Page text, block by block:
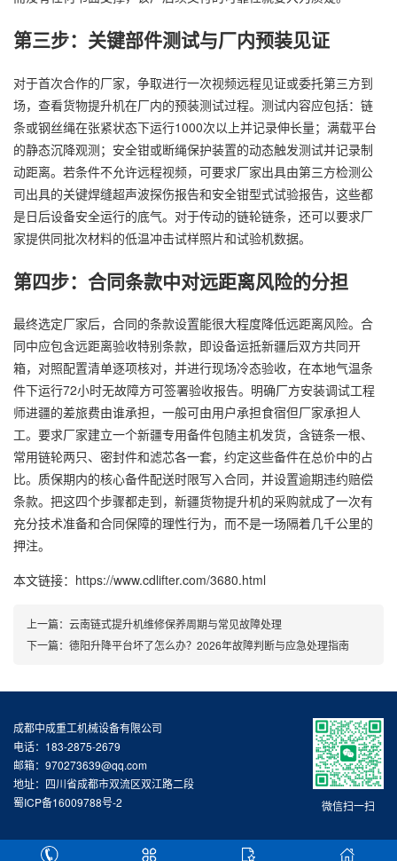
第三步：关键部件测试与厂内预装见证
对于首次合作的厂家，争取进行一次视频远程见证或委托第三方到
场，查看货物提升机在厂内的预装测试过程。测试内容应包括：链
条或钢丝绳在张紧状态下运行1000次以上并记录伸长量；满载平台
的静态沉降观测；安全钳或断绳保护装置的动态触发测试并记录制
动距离。若条件不允许远程视频，可要求厂家出具由第三方检测公
司出具的关键焊缝超声波探伤报告和安全钳型式试验报告，这些都
是日后设备安全运行的底气。对于传动的链轮链条，还可以要求厂
家提供同批次材料的低温冲击试样照片和试验机数据。
第四步：合同条款中对远距离风险的分担
最终选定厂家后，合同的条款设置能很大程度降低远距离风险。合
同中应包含远距离验收特别条款，即设备运抵新疆后双方共同开
箱，对照配置清单逐项核对，并进行现场冷态验收，在本地气温条
件下运行72小时无故障方可签署验收报告。明确厂方安装调试工程
师进疆的差旅费由谁承担，一般可由用户承担食宿但厂家承担人
工。要求厂家建立一个新疆专用备件包随主机发货，含链条一根、
常用链轮两只、密封件和滤芯各一套，约定这些备件在总价中的占
比。质保期内的核心备件配送时限写入合同，并设置逾期违约赔偿
条款。把这四个步骤都走到，新疆货物提升机的采购就成了一次有
充分技术准备和合同保障的理性行为，而不是一场隔着几千公里的
押注。
本文链接：https://www.cdlifter.com/3680.html
上一篇： 云南链式提升机维修保养周期与常见故障处理
下一篇： 德阳升降平台坏了怎么办？2026年故障判断与应急处理指南
微信扫一扫
成都中成重工机械设备有限公司
电话：183-2875-2679
邮箱：970273639@qq.com
地址：四川省成都市双流区双江路二段
蜀ICP备16009788号-2